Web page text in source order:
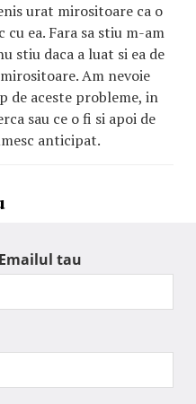
urat mirositoare ca o
cu ea. Fara sa stiu m-am
stiu daca a luat si ea de
Am nevoie
de aceste probleme, in
sau ce o fi si apoi de
anticipat.
Emailul tau